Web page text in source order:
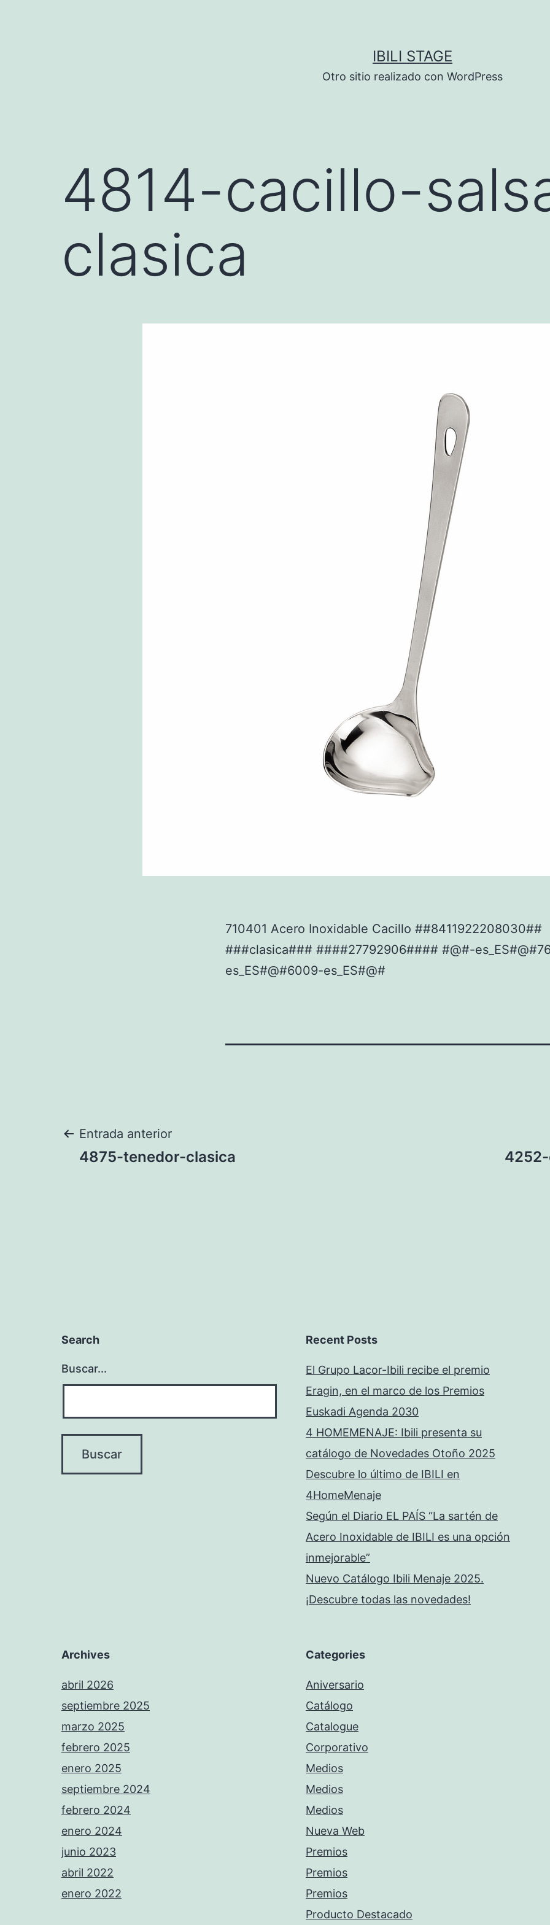
IBILI STAGE
Otro sitio realizado con WordPress
4814-cacillo-
clasica
710401 Acero Inoxidable Cacillo ##8411922208030##
###clasica### ####27792906#### #@#-
es_ES#@#6009-es_ES#@#
Navegación
Entrada anterior
4875-tenedor-clasica
Search
Buscar...
Recent Posts
El Grupo Lacor-Ibili recibe el premio
Eragin, en el marco de los Premios
Euskadi Agenda 2030
4 HOMEMENAJE: Ibili presenta su
catálogo de Novedades Otoño 2025
Descubre lo último de IBILI en
4HomeMenaje
Según el Diario EL PAÍS “La sartén de
Acero Inoxidable de IBILI es una opción
inmejorable”
Nuevo Catálogo Ibili Menaje 2025.
¡Descubre todas las novedades!
Archives
abril 2026
septiembre 2025
marzo 2025
febrero 2025
enero 2025
septiembre 2024
febrero 2024
enero 2024
junio 2023
abril 2022
enero 2022
Categories
Aniversario
Catálogo
Catalogue
Corporativo
Medios
Medios
Medios
Nueva Web
Premios
Premios
Premios
Producto Destacado